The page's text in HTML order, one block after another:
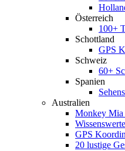
Österreich
100+
Schottland
GPS
Schweiz
60+
Spanien
Australien
Monkey Mia
GPS
20 lustige